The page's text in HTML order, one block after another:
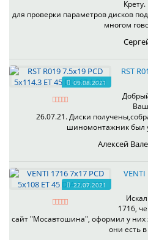
для проверки параметров дисков
многом
09.08.2021
RST
26.07.21. Диски
шиномонтажник был
Алексей
22.07.2021
VENTI
1716,
сайт "Мосавтошина", оформил у них
они есть